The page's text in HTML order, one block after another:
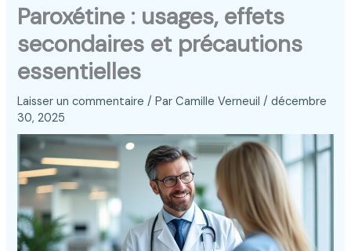
Paroxétine : usages, effets
secondaires et précautions
essentielles
Laisser un commentaire / ParCamille Verneuil/décembre
30, 2025